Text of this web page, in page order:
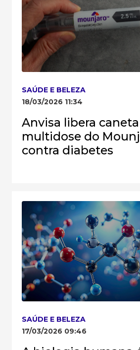
SAÚDE E BELEZA
18/03/2026 11:34
Anvisa libera caneta
multidose do
contra diabetes
SAÚDE E BELEZA
17/03/2026 09:46